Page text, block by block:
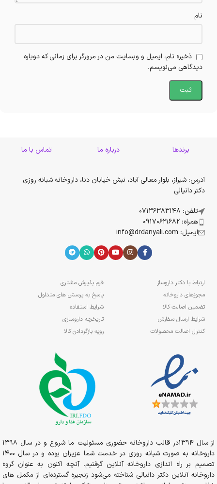
نام
ذخیره نام، ایمیل و وبسایت من در مرورگر برای زمانی که دوباره
دیدگاهی می‌نویسم.
برندها درباره ما تماس با ما
آدرس: شیراز، بلوار معالی آباد، نبش خیابان دنا، داروخانه شبانه روزی
دکتر دانیالی
تلفن: 07136383148
همراه: 09170621682
ایمیل: info@drdanyali.com
ارتباط با دکتر داروساز
مجوزهای داروخانه
تضمین اصالت کالا
شرایط ارسال سفارش
کنترل اصالت محصولات
فرم پذیرش مشتری
پاسخ به پرسش های متداول
شرایط استفاده
تاریخچه داروسازی
رویه بازگردادن کالا
از سال 1394در قالب داروخانه حضوری مسئولیت ما شروع و در سال 1398
داروخانه به صورت شبانه روزی در خدمت شما عزیزان بوده و در سال 1400
تصمیم بر راه اندازی داروخانه آنلاین گرفتیم. آنچه اکنون به عنوان گروه
داروخانه آنلاین دکتر دانیالی شناخته می‌شود زنجیره گسترده‌ای از مکمل های